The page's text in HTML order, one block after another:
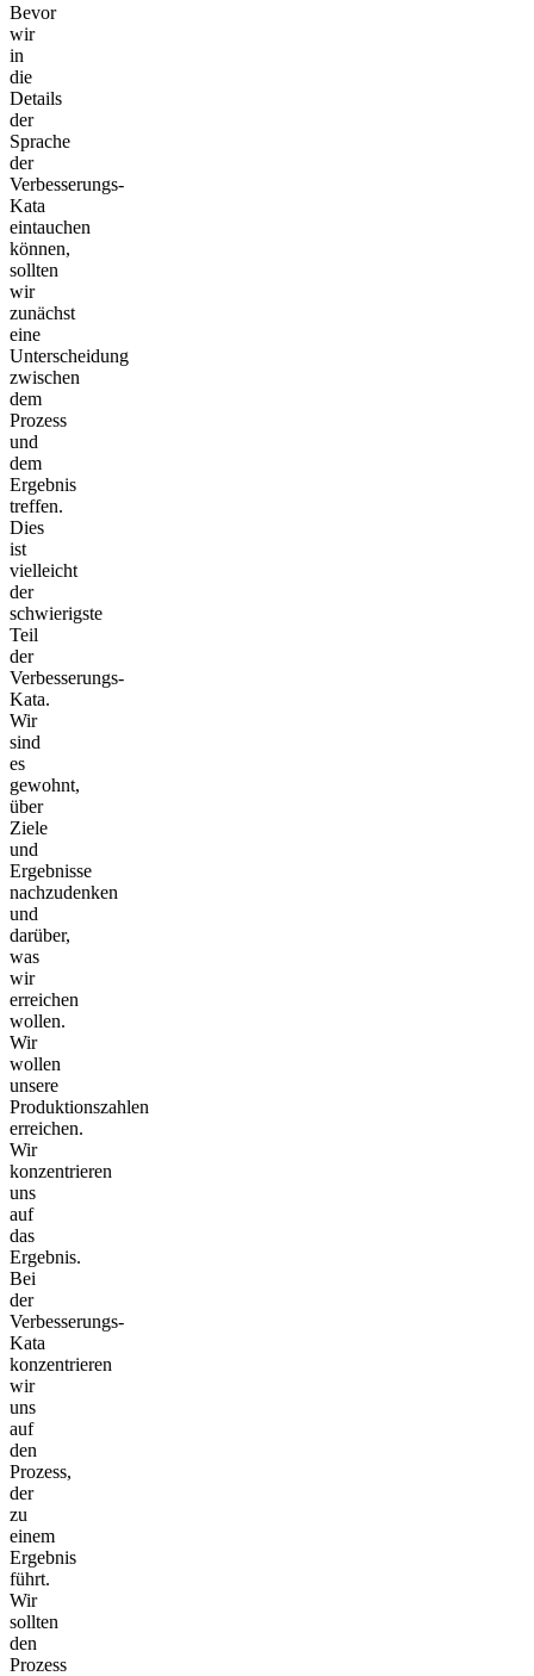
Bevor
wir
in
die
Details
der
Sprache
der
Verbesserungs-
Kata
eintauchen
können,
sollten
wir
zunächst
eine
Unterscheidung
zwischen
dem
Prozess
und
dem
Ergebnis
treffen.
Dies
ist
vielleicht
der
schwierigste
Teil
der
Verbesserungs-
Kata.
Wir
sind
es
gewohnt,
über
Ziele
und
Ergebnisse
nachzudenken
und
darüber,
was
wir
erreichen
wollen.
Wir
wollen
unsere
Produktionszahlen
erreichen.
Wir
konzentrieren
uns
auf
das
Ergebnis.
Bei
der
Verbesserungs-
Kata
konzentrieren
wir
uns
auf
den
Prozess,
der
zu
einem
Ergebnis
führt.
Wir
sollten
den
Prozess